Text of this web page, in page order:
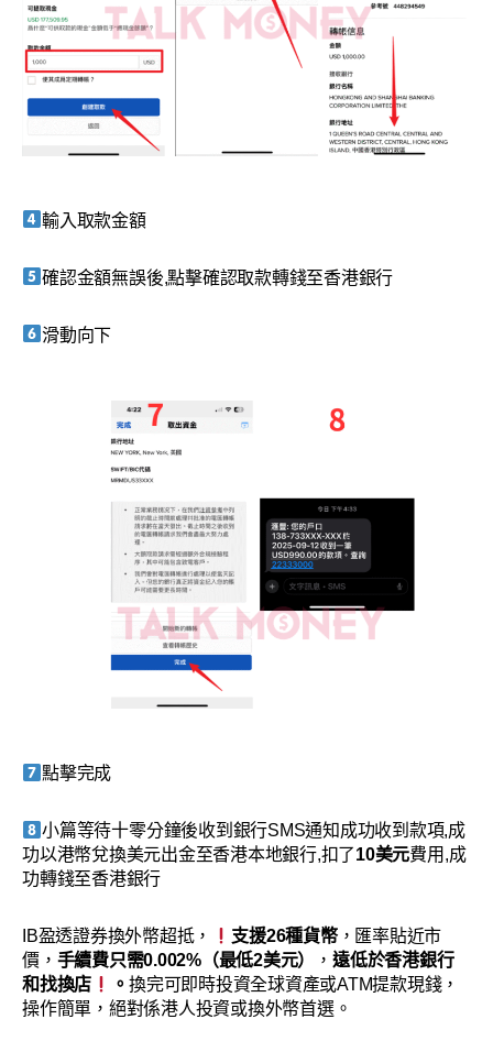
輸入取款金額
確認金額無誤後,點擊確認取款轉錢至香港銀行
滑動向下
點擊完成
小篇等待十零分鐘後收到銀行SMS通知成功收到款項,成
功以港幣兌換美元出金至香港本地銀行,扣了10美元費用,成
功轉錢至香港銀行
IB盈透證券換外幣超抵， 支援26種貨幣，匯率貼近市
價， 手續費只需0.002%（最低2美元） ， 遠低於香港銀行
和找換店
。換完可即時投資全球資產或ATM提款現錢，
操作簡單，絕對係港人投資或換外幣首選。